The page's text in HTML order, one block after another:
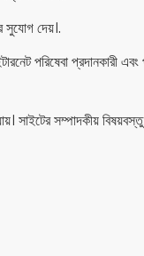
সুযোগ দেয়।.
পরিষেবা প্রদানকারী
সাইটের সম্পাদকীয়